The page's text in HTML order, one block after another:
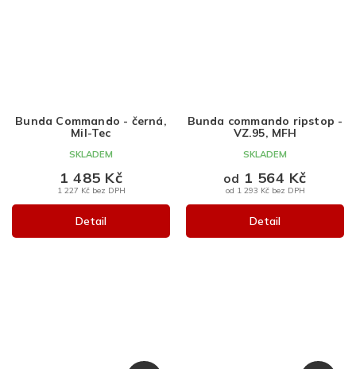
Bunda Commando - černá,
Mil-Tec
SKLADEM
1 227 Kč bez DPH
1 485 Kč
Detail
Bunda commando ripstop -
VZ.95, MFH
SKLADEM
od 1 293 Kč bez DPH
od 1 564 Kč
Detail